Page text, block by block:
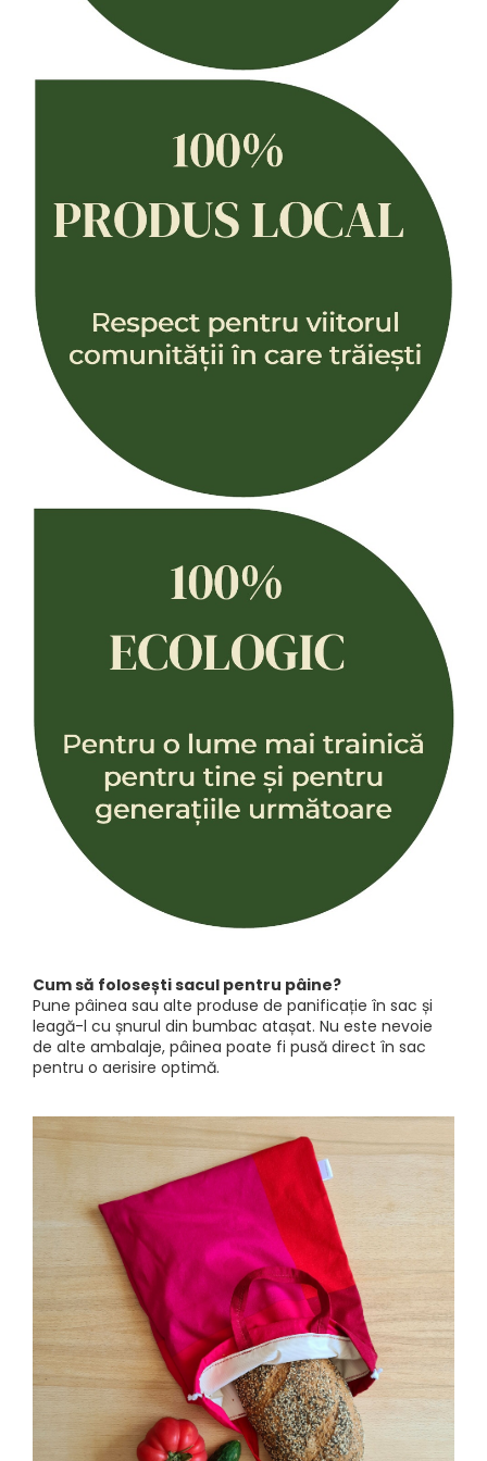
Colier / Pandantiv
Suport bijuterii
Semn de carte
Produse personalizate (mărturii)
Produse zero waste
Săculeț de depozitare pentru pâine
Ambalaj cu ceară de albine pentru
alimente
Șervețel ecologic pentru sandiș
Săculeț pentru ronțăieli
Dischete cosmetice
Capac textil pentru vase și farfurii
Sac reutilizabil pentru fructe și
Accesorii tricotate
TOATE Bijuteriile și Accesoriile
TOATE Produsele Zero Waste
TOATE Produsele Personalizate
Cum să folosești sacul pentru pâine?
Pune pâinea sau alte produse de panificație în sac și
leagă-l cu șnurul din bumbac atașat. Nu este nevoie
de alte ambalaje, pâinea poate fi pusă direct în sac
pentru o aerisire optimă.